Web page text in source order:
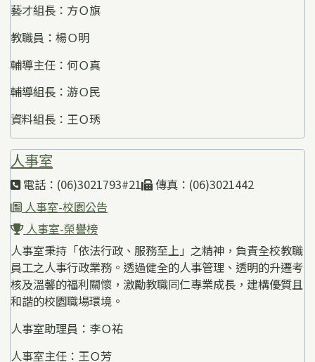
藝才組長：方Ｏ旗
教職員：楊Ｏ明
輔導主任：何Ｏ真
輔導組長：游Ｏ民
資料組長：王Ｏ琇
人事室
電話：(06)3021793#21
傳真：(06)3021442
人事室-校園公告
人事室-榮譽榜
人事室秉持「依法行政、服務至上」之精神，負責全校教職
員工之人事行政業務。透過健全的人事管理、透明的升遷考
核及溫馨的福利關懷，激勵教職同仁專業成長，建構優質且
和諧的校園職場環境。
人事室助理員：李Ｏ祐
人事室主任：王Ｏ芳